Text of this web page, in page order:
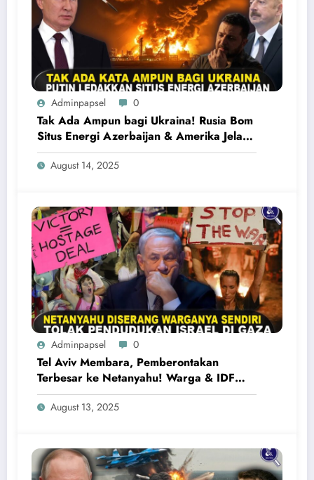
Adminpapsel 0
Tak Ada Ampun bagi Ukraina! Rusia Bom
Situs Energi Azerbaijan & Amerika Jelang
Pertemuan Trump-Putin
August 14, 2025
Adminpapsel 0
Tel Aviv Membara, Pemberontakan
Terbesar ke Netanyahu! Warga & IDF
Tentang Pendudukan Israel di Gaza
August 13, 2025